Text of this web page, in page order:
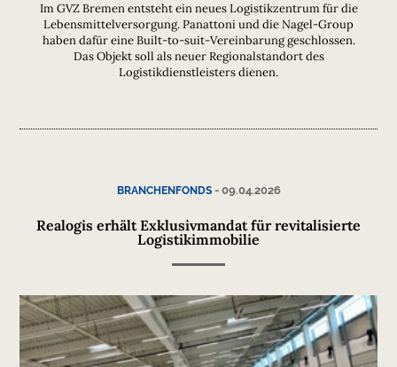
Im GVZ Bremen entsteht ein neues Logistikzentrum für die
Lebensmittelversorgung. Panattoni und die Nagel-Group
haben dafür eine Built-to-suit-Vereinbarung geschlossen.
Das Objekt soll als neuer Regionalstandort des
Logistikdienstleisters dienen.
BRANCHENFONDS- 09.04.2026
Realogis erhält Exklusivmandat für revitalisierte
Logistikimmobilie